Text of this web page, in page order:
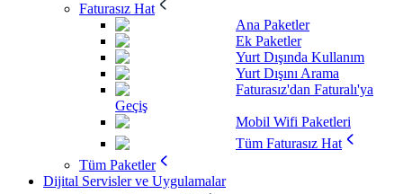
Faturasız Hat
Ana Paketler
Ek Paketler
Yurt Dışında Kullanım
Yurt Dışını Arama
Faturasız'dan Faturalı'ya
Geçiş
Mobil Wifi Paketleri
Tüm Faturasız Hat
Tüm Paketler
Dijital Servisler ve Uygulamalar